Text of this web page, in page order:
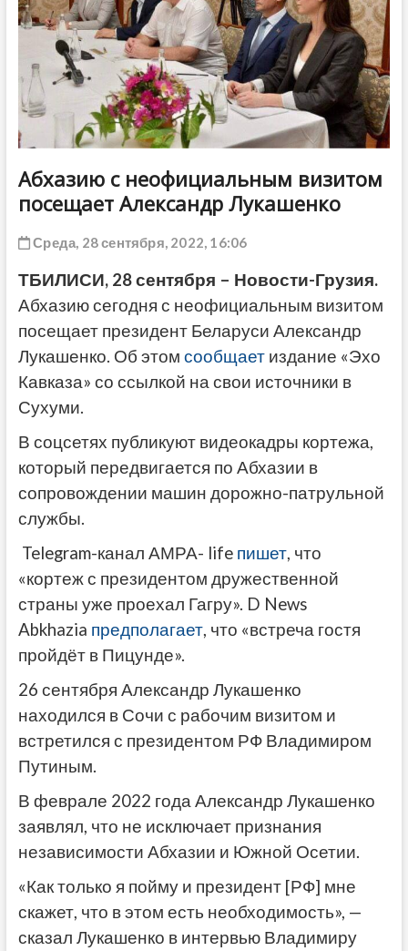
Абхазию с неофициальным визитом
посещает Александр Лукашенко
Среда, 28 сентября, 2022, 16:06
ТБИЛИСИ, 28 сентября – Новости-Грузия.
Абхазию сегодня с неофициальным визитом
посещает президент Беларуси Александр
Лукашенко. Об этом сообщаетиздание «Эхо
Кавказа» со ссылкой на свои источники в
Сухуми.
В соцсетях публикуют видеокадры кортежа,
который передвигается по Абхазии в
сопровождении машин дорожно-патрульной
службы.
Telegram-канал АМРА- life пишет, что
«кортеж с президентом дружественной
страны уже проехал Гагру». D News
Abkhazia предполагает, что «встреча гостя
пройдёт в Пицунде».
26 сентября Александр Лукашенко
находился в Сочи с рабочим визитом и
встретился с президентом РФ Владимиром
Путиным.
В феврале 2022 года Александр Лукашенко
заявлял, что не исключает признания
независимости Абхазии и Южной Осетии.
«Как только я пойму и президент [РФ] мне
скажет, что в этом есть необходимость», —
сказал Лукашенко в интервью Владимиру